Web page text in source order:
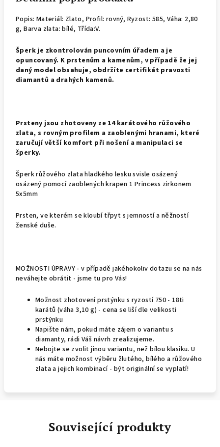
Popis: Materiál: Zlato, Profil: rovný, Ryzost: 585, Váha: 2,80
g, Barva zlata: bílé, Třída:V.
Šperk je zkontrolován puncovním úřadem a je
opuncovaný. K prstenům a kamenům, v případě že jej
daný model obsahuje, obdržíte certifikát pravosti
diamantů a drahých kamenů.
Prsteny jsou zhotoveny ze 14 karátového růžového
zlata, s rovným profilem a zaoblenými hranami, které
zaručují větší komfort při nošení a manipulaci se
šperky.
Šperk růžového zlata hladkého lesku svisle osázený
osázený pomocí zaoblených krapen 1 Princess zirkonem
5x5mm
Prsten, ve kterém se kloubí třpyt s jemností a něžností
ženské duše.
MOŽNOSTI ÚPRAVY - v případě jakéhokoliv dotazu se na nás
neváhejte obrátit - jsme tu pro Vás!
Možnost zhotovení prstýnku s ryzostí 750 - 18ti
karátů (váha 3,10 g) - cena se liší dle velikosti
prstýnku
Napište nám, pokud máte zájem o variantu s
diamanty, rádi Váš návrh zrealizujeme.
Nebojte se zvolit jinou variantu, než bílou klasiku. U
nás máte možnost výběru žlutého, bílého a růžového
zlata a jejich kombinací - být originální se vyplatí!
Související produkty